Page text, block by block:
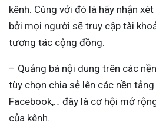
kênh. Cùng với đó là hãy nhận
bởi mọi người sẽ truy cập tài
tương tác cộng đồng.
– Quảng bá nội dung trên các
tùy chọn chia sẻ lên các nền
Facebook,… đây là cơ hội mở
của kênh.